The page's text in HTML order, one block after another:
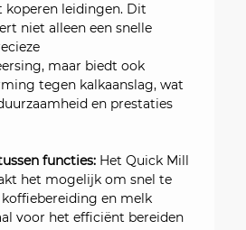
leidingen. Dit
niet alleen een snelle
maar biedt ook
tegen kalkaanslag, wat
en prestaties
functies: Het Quick Mill
het mogelijk om snel te
en melk
voor het efficiënt bereiden